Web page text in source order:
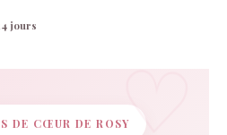
jours
DE CŒUR DE ROSY